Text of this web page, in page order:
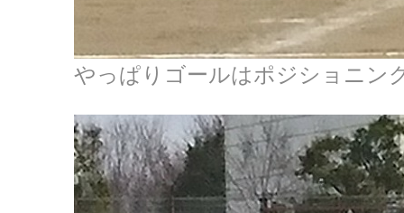
やっぱりゴールはポジショニン